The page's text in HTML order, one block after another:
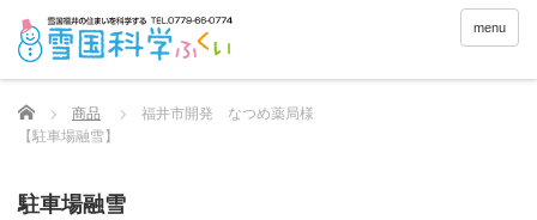
menu
Home 商品
福井市開発 なつめ薬局様
【駐車場融雪】
駐車場融雪